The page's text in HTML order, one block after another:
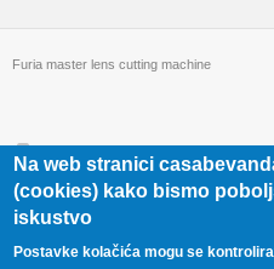
Furia master lens cutting machine
Na web stranici
(cookies) kako bismo
iskustvo
Postavke kolačića mogu se